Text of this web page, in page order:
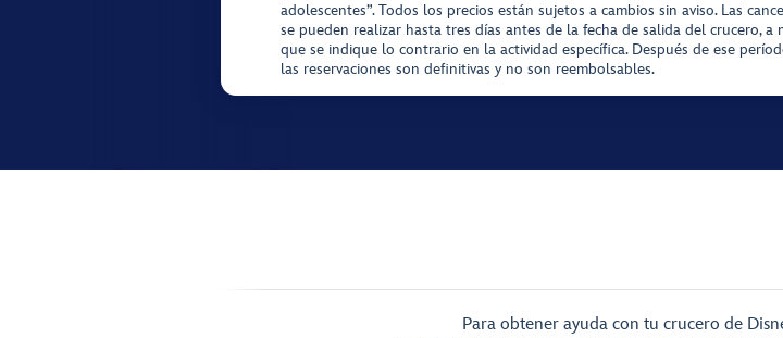
adolescentes”. Todos los precios están sujetos a cambios sin aviso. Las
se pueden realizar hasta tres días antes de la fecha de salida del crucero, a
que se indique lo contrario en la actividad específica. Después de ese
las reservaciones son definitivas y no son reembolsables.
Para obtener ayuda con tu crucero de